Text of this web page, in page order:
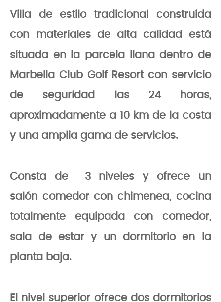
Villa de estilo tradicional construida
con materiales de alta calidad está
situada en la parcela llana dentro de
Marbella Club Golf Resort con servicio
de seguridad las 24 horas,
aproximadamente a 10 km de la costa
y una amplia gama de servicios.
Consta de 3 niveles y ofrece un
salón comedor con chimenea, cocina
totalmente equipada con comedor,
sala de estar y un dormitorio en la
planta baja.
El nivel superior ofrece dos dormitorios